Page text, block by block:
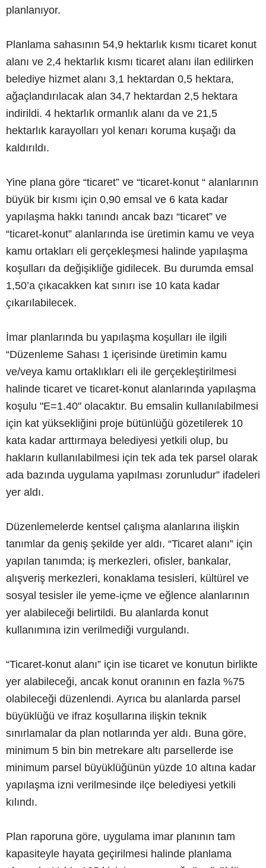
planlanıyor.
Planlama sahasının 54,9 hektarlık kısmı ticaret konut
alanı ve 2,4 hektarlık kısmı ticaret alanı ilan edilirken
belediye hizmet alanı 3,1 hektardan 0,5 hektara,
ağaçlandırılacak alan 34,7 hektardan 2,5 hektara
indirildi. 4 hektarlık ormanlık alanı da ve 21,5
hektarlık karayolları yol kenarı koruma kuşağı da
kaldırıldı.
Yine plana göre “ticaret” ve “ticaret-konut “ alanlarının
büyük bir kısmı için 0,90 emsal ve 6 kata kadar
yapılaşma hakkı tanındı ancak bazı “ticaret” ve
“ticaret-konut” alanlarında ise üretimin kamu ve veya
kamu ortakları eli gerçekleşmesi halinde yapılaşma
koşulları da değişikliğe gidilecek. Bu durumda emsal
1,50’a çıkacakken kat sınırı ise 10 kata kadar
çıkarılabilecek.
İmar planlarında bu yapılaşma koşulları ile ilgili
“Düzenleme Sahası 1 içerisinde üretimin kamu
ve/veya kamu ortaklıkları eli ile gerçekleştirilmesi
halinde ticaret ve ticaret-konut alanlarında yapılaşma
koşulu "E=1.40" olacaktır. Bu emsalin kullanılabilmesi
için kat yüksekliğini proje bütünlüğü gözetilerek 10
kata kadar arttırmaya belediyesi yetkili olup, bu
hakların kullanılabilmesi için tek ada tek parsel olarak
ada bazında uygulama yapılması zorunludur” ifadeleri
yer aldı.
Düzenlemelerde kentsel çalışma alanlarına ilişkin
tanımlar da geniş şekilde yer aldı. “Ticaret alanı” için
yapılan tanımda; iş merkezleri, ofisler, bankalar,
alışveriş merkezleri, konaklama tesisleri, kültürel ve
sosyal tesisler ile yeme-içme ve eğlence alanlarının
yer alabileceği belirtildi. Bu alanlarda konut
kullanımına izin verilmediği vurgulandı.
“Ticaret-konut alanı” için ise ticaret ve konutun birlikte
yer alabileceği, ancak konut oranının en fazla %75
olabileceği düzenlendi. Ayrıca bu alanlarda parsel
büyüklüğü ve ifraz koşullarına ilişkin teknik
sınırlamalar da plan notlarında yer aldı. Buna göre,
minimum 5 bin bin metrekare altı parsellerde ise
minimum parsel büyüklüğünün yüzde 10 altına kadar
yapılaşma izni verilmesinde ilçe belediyesi yetkili
kılındı.
Plan raporuna göre, uygulama imar planının tam
kapasiteyle hayata geçirilmesi halinde planlama